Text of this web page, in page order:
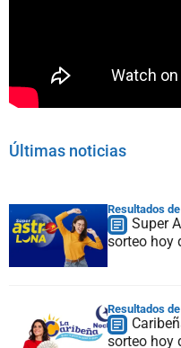
Últimas noticias
Resultados
Super
sorteo hoy
Resultados
sorteo hoy